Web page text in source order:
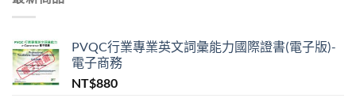
PVQC行業專業英文詞彙能力國際證書(電子版)-
電子商務
NT$880